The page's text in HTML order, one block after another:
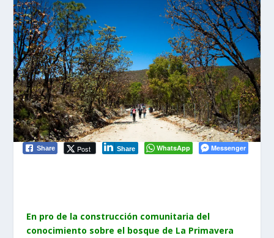
Share Post Share WhatsApp Messenger
En pro de la construcción comunitaria del
conocimiento sobre el bosque de La Primavera